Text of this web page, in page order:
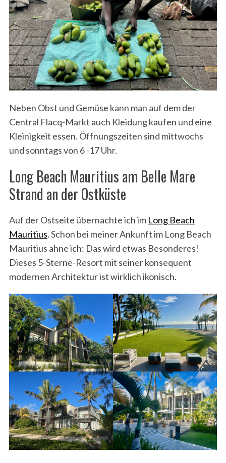
Neben Obst und Gemüse kann man auf dem der
Central Flacq-Markt auch Kleidung kaufen und eine
Kleinigkeit essen. Öffnungszeiten sind mittwochs
und sonntags von 6 -17 Uhr.
Long Beach Mauritius am Belle Mare
Strand an der Ostküste
Auf der Ostseite übernachte ich im Long Beach
Mauritius. Schon bei meiner Ankunft im Long Beach
Mauritius ahne ich: Das wird etwas Besonderes!
Dieses 5-Sterne-Resort mit seiner konsequent
modernen Architektur ist wirklich ikonisch.
e
a
r
f
o
r
: